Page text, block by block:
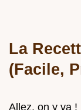
La
(Facile,
Allez, on y va !